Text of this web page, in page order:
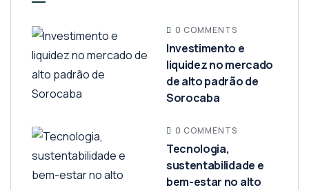
0 COMMENTS
Investimento e
liquidez no mercado
de alto padrão de
Sorocaba
0 COMMENTS
Tecnologia,
sustentabilidade e
bem-estar no alto